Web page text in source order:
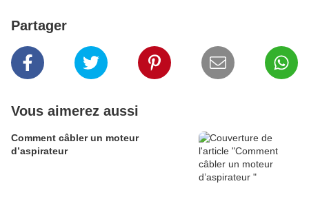
Partager
Vous aimerez aussi
Comment câbler un moteur
d’aspirateur